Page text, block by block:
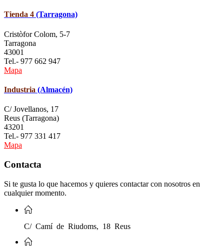
Tienda 4 (Tarragona)
Cristòfor Colom, 5-7
Tarragona
43001
Tel.- 977 662 947
Mapa
Industria (Almacén)
C/ Jovellanos, 17
Reus (Tarragona)
43201
Tel.- 977 331 417
Mapa
Contacta
Si te gusta lo que hacemos y quieres contactar con nosotros en
cualquier momento.
C/ Camí de Riudoms, 18 Reus